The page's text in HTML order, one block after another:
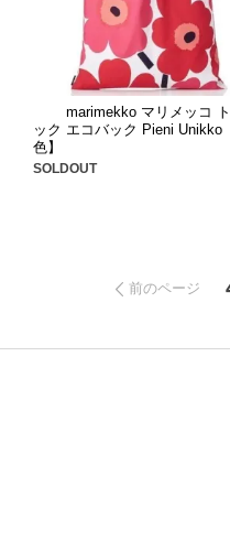
marimekko マリメッコ
ック エコバック Pieni Unikko
色】
SOLDOUT
前のページ